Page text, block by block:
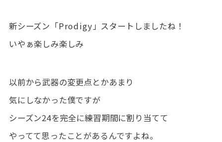
新シーズン「Prodigy」スタートしましたね！
いやぁ楽しみ楽しみ
以前から武器の変更点とかあまり
気にしなかった僕ですが
シーズン24を完全に練習期間に割り当てて
やってて思ったことがあるんですよね。